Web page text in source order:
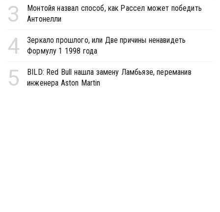
3
Монтойя назвал способ, как Рассел может победить
Антонелли
4
Зеркало прошлого, или Две причины ненавидеть
Формулу 1 1998 года
5
BILD: Red Bull нашла замену Ламбьязе, переманив
инженера Aston Martin